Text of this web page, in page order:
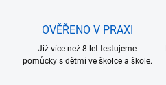
OVĚŘENO V PRAXI
Již více než 8 let testujeme
pomůcky s dětmi ve školce a škole.